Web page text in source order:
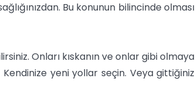
Bu konunun bilincinde olması
Onları kıskanın ve onlar gibi olmaya
Kendinize yeni yollar seçin. Veya gittiğiniz